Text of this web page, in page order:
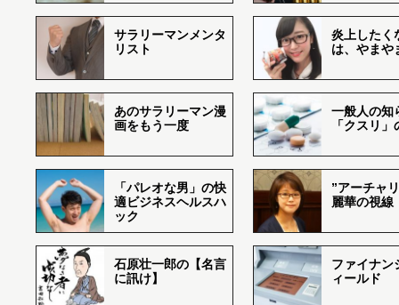
サラリーマンメンタ
リスト
炎上したく
は、やまや
あのサラリーマン漫
画をもう一度
一般人の知
「クスリ
「パレオな男」の快
適ビジネスヘルスハ
ック
”アーチャ
麗華の視線
石原壮一郎の【名言
に訊け】
ファイナン
ィールド